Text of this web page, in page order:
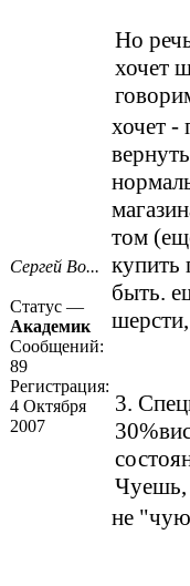
Сергей Во...
Статус —
Академик
Сообщений:
89
Регистрация:
4 Октября
2007
Но
хочет
хочет -
том
купить
быть.
3.
Чуешь,
не